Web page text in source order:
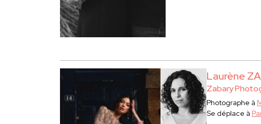
Laurène
Zabary
Photographe à
Se déplace à